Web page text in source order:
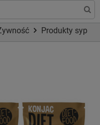
Produkty sypkie